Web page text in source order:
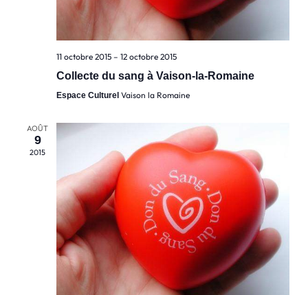
11 octobre 2015– 12 octobre 2015
Collecte du sang à Vaison-la-Romaine
Espace Culturel Vaison la Romaine
AOÛT
9
2015